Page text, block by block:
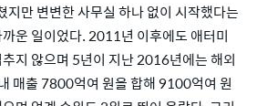
지만 변변한 사무실 하나 없이 시작했다는
운 일이었다. 2011년 이후에도 애터미
지 않으며 5년이 지난 2016년에는 해외
매출 7800억여 원을 합해 9100억여 원